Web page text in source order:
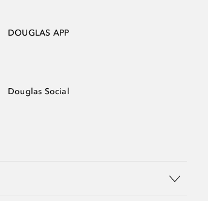
DOUGLAS APP
Douglas Social